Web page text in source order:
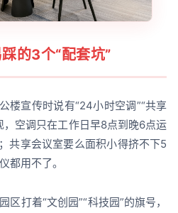
的3个“配套坑”
楼宣传时说有“24小时空调”“共享
，空调只在工作日早8点到晚6点运
共享会议室要么面积小得挤不下5
都用不了。
区打着“文创园”“科技园”的旗号，